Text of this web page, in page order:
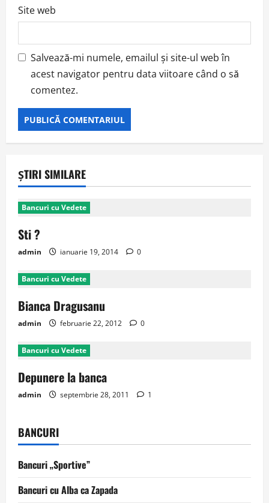
Site web
Salvează-mi numele, emailul și site-ul web în
acest navigator pentru data viitoare când o să
comentez.
ȘTIRI SIMILARE
Bancuri cu Vedete
Sti ?
admin ianuarie 19, 2014 0
Bancuri cu Vedete
Bianca Dragusanu
admin februarie 22, 2012 0
Bancuri cu Vedete
Depunere la banca
admin septembrie 28, 2011 1
BANCURI
Bancuri „Sportive”
Bancuri cu Alba ca Zapada